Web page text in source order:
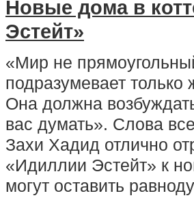
Новые дома в
Эстейт»
«Мир не
подразумевает только
Она должна
вас думать». Слова
Захи Хадид отлично
«Идиллии Эстейт» к
могут оставить